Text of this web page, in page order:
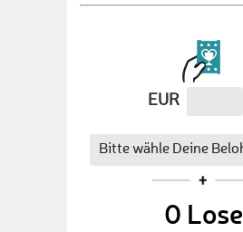
EUR
0 Lose